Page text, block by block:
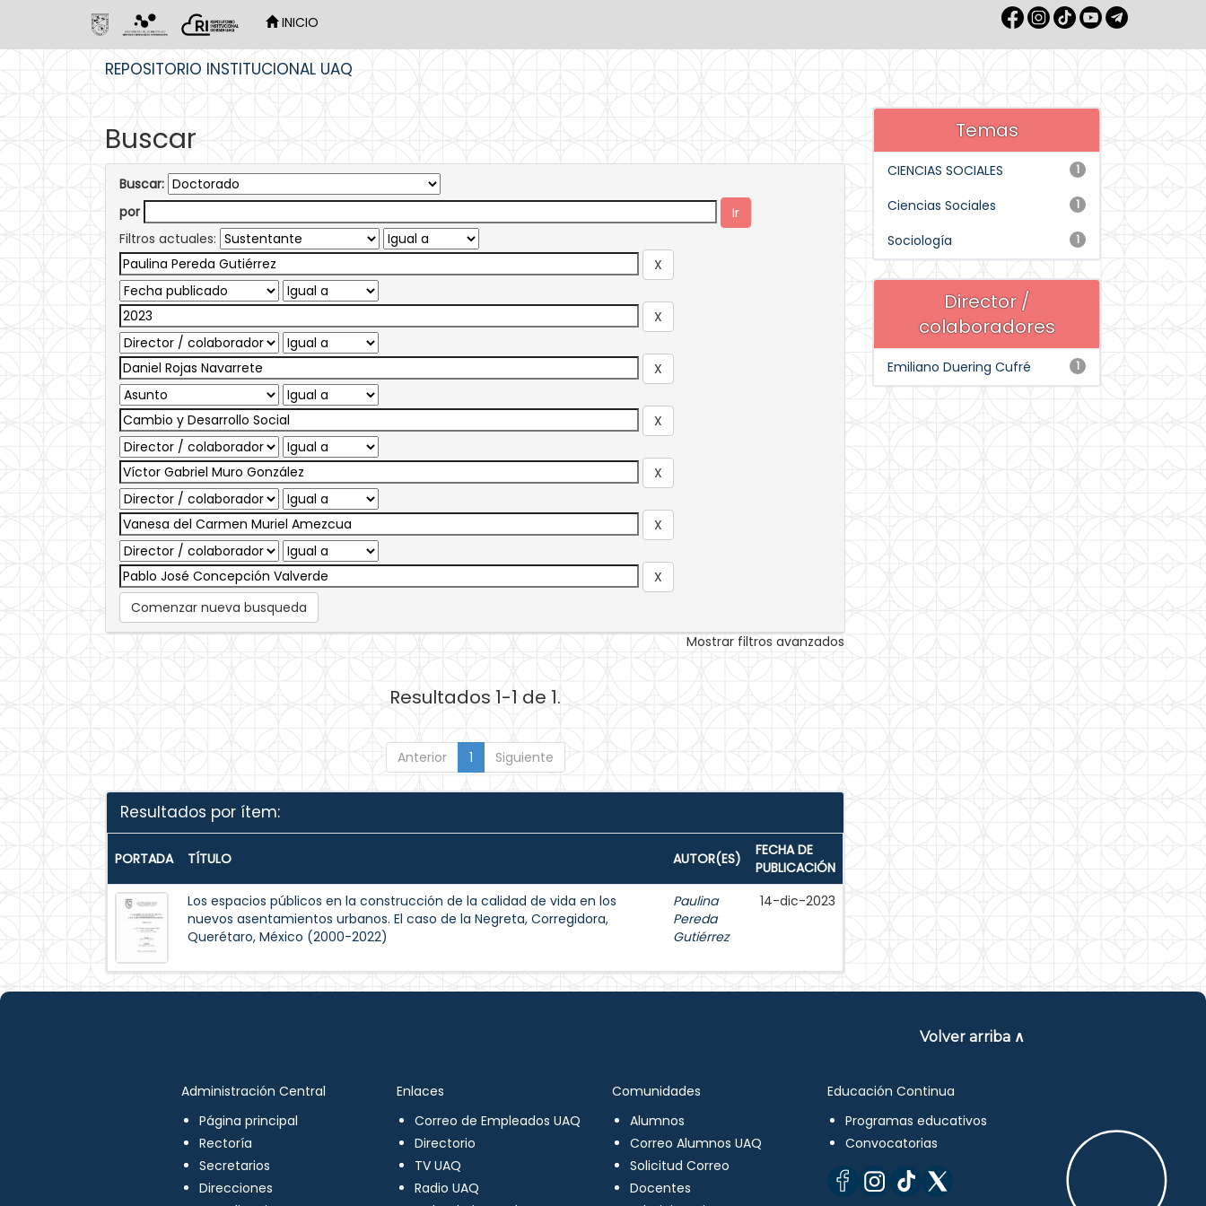
INICIO
REPOSITORIO INSTITUCIONAL UAQ
Buscar
Buscar:
por
Filtros actuales:
Comenzar nueva busqueda
Mostrar filtros avanzados
Resultados 1-1 de 1.
Anterior 1 Siguiente
Resultados por ítem:
PORTADA TÍTULO AUTOR(ES)
FECHA DE
PUBLICACIÓN
Los espacios públicos en la construcción de la calidad de vida en los
nuevos asentamientos urbanos. El caso de la Negreta, Corregidora,
Querétaro, México (2000-2022)
Paulina
Pereda
Gutiérrez
14-dic-2023
Temas
1
CIENCIAS SOCIALES
1
Ciencias Sociales
1
Sociología
Director /
colaboradores
1
Emiliano Duering Cufré
Volver arriba ∧
Administración Central
Página principal
Rectoría
Secretarios
Direcciones
Enlaces
Correo de Empleados UAQ
Directorio
TV UAQ
Radio UAQ
Comunidades
Alumnos
Correo Alumnos UAQ
Solicitud Correo
Docentes
Educación Continua
Programas educativos
Convocatorias